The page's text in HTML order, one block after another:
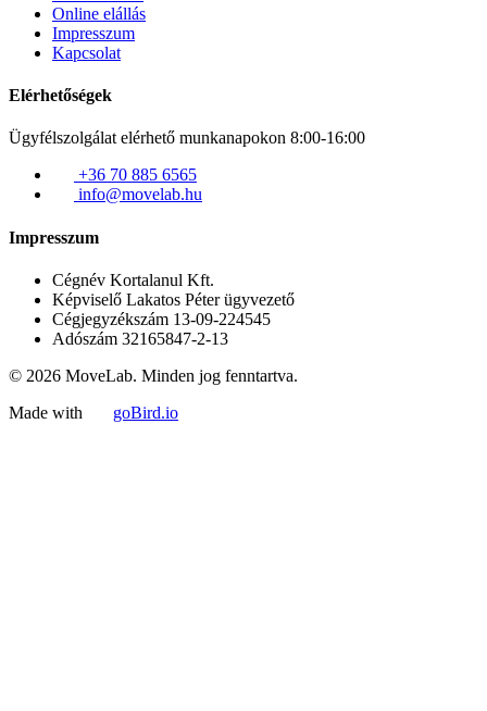
Online elállás
Impresszum
Kapcsolat
Elérhetőségek
Ügyfélszolgálat elérhető munkanapokon 8:00-16:00
+36 70 885 6565
info@movelab.hu
Impresszum
Cégnév Kortalanul Kft.
Képviselő Lakatos Péter ügyvezető
Cégjegyzékszám 13-09-224545
Adószám 32165847-2-13
© 2026 MoveLab. Minden jog fenntartva.
Made with
goBird.io